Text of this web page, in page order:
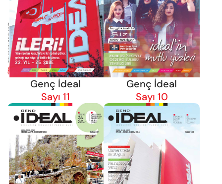
Genç İdeal
Sayı 11
Genç İdeal
Sayı 10